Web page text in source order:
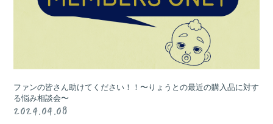
ファンの皆さん助けてください！！〜りょうとの最近の購入品に対す
る悩み相談会〜
2024.04.08